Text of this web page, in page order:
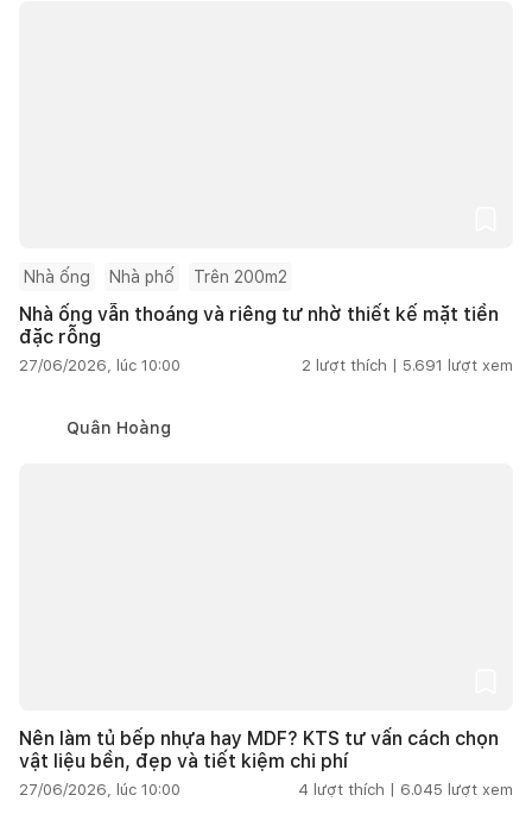
Nhà ống Nhà phố Trên 200m2
Nhà ống vẫn thoáng và riêng tư nhờ thiết kế mặt tiền
đặc rỗng
27/06/2026, lúc 10:00 2 lượt thích | 5.691 lượt xem
Quân Hoàng
Nên làm tủ bếp nhựa hay MDF? KTS tư vấn cách chọn
vật liệu bền, đẹp và tiết kiệm chi phí
27/06/2026, lúc 10:00 4 lượt thích | 6.045 lượt xem